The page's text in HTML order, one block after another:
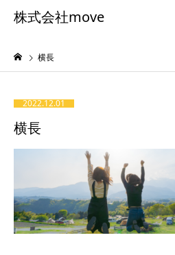
株式会社move
横長
2022.12.01
横長